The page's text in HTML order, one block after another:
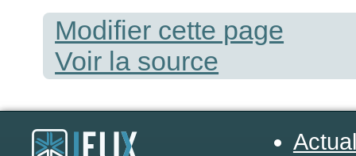
Modifier cette page
Voir la source